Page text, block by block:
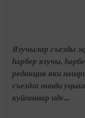
Язучылар съезды
һәрбер язучы,
редакция яки
съездга нинди
куйганнар иде...